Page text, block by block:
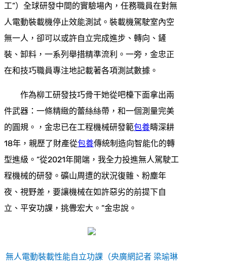
工”）全球研發中間的實驗場內，任務職員在對無
人電動裝載機停止效能測試。裝載機駕駛室內空
無一人，卻可以或許自立完成進步、轉向、鏟
裝、卸料，一系列舉措精準流利。一旁，金忠正
在和技巧職員專注地記載著各項測試數據。
作為柳工研發技巧骨干她從吧檯下面拿出兩
件武器：一條精緻的蕾絲絲帶，和一個測量完美
的圓規。，金忠已在工程機械研發範包養疇深耕
18年，親歷了財產從包養傳統制造向智能化的轉
型進級。“從2021年開端，我全力投進無人駕駛工
程機械的研發。礦山周遭的狀況復雜、粉塵年
夜、視野差，要讓機械在如許惡劣的前提下自
立、平安功課，挑釁宏大。”金忠說。
無人電動裝載性能自立功課（央廣網記者 梁瑜琳